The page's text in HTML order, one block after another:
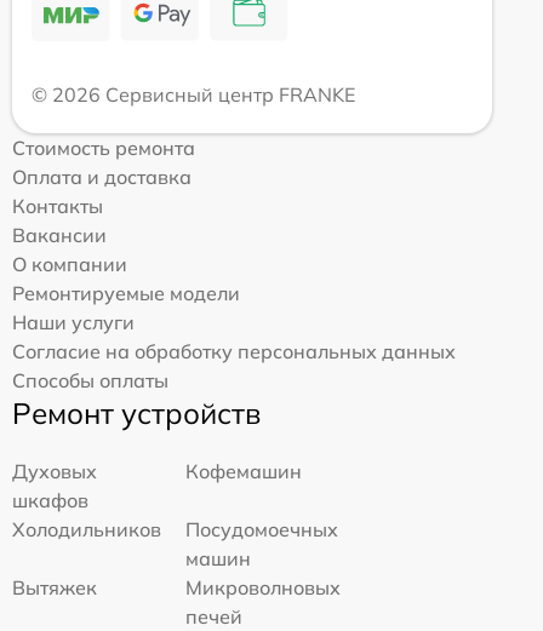
© 2026 Сервисный центр FRANKE
Стоимость ремонта
Оплата и доставка
Контакты
Вакансии
О компании
Ремонтируемые модели
Наши услуги
Согласие на обработку персональных данных
Способы оплаты
Ремонт устройств
Духовых
шкафов
Кофемашин
Холодильников
Посудомоечных
машин
Вытяжек
Микроволновых
печей